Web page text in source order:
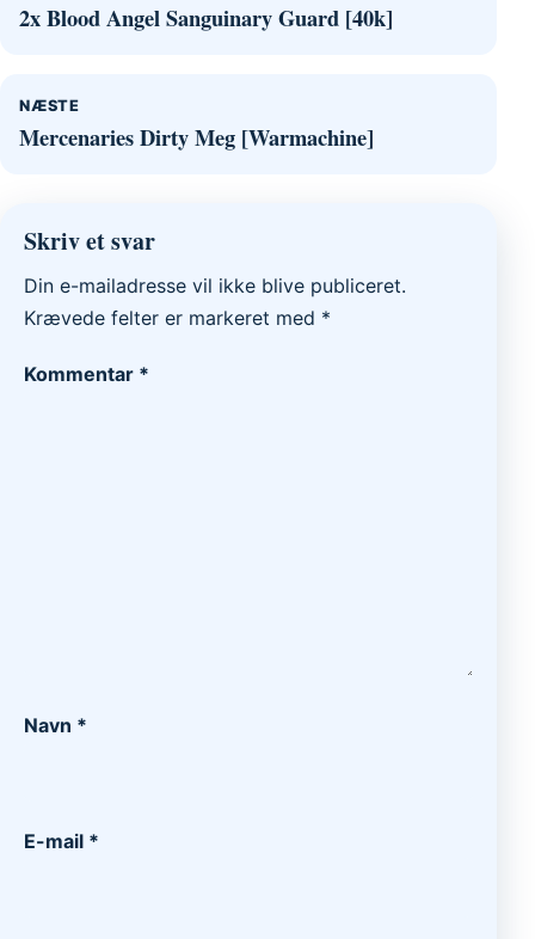
2x Blood Angel Sanguinary Guard [40k]
NÆSTE
Mercenaries Dirty Meg [Warmachine]
Skriv et svar
Din e-mailadresse vil ikke blive publiceret.
Krævede felter er markeret med *
Kommentar *
Navn *
E-mail *